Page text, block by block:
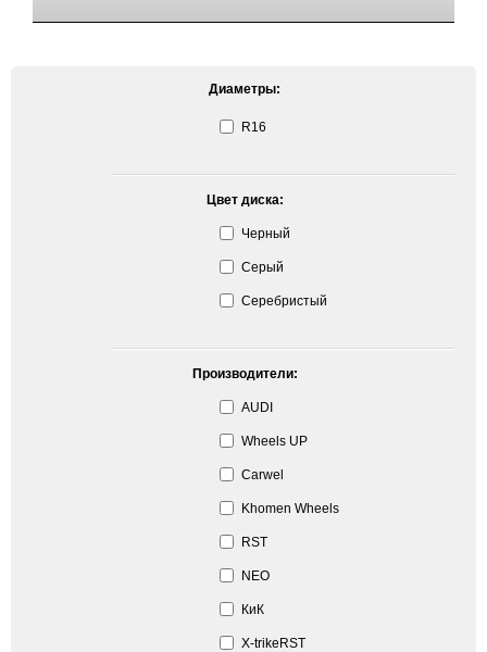
Диаметры:
R16
Цвет диска:
Черный
Серый
Серебристый
Производители:
AUDI
Wheels UP
Carwel
Khomen Wheels
RST
NEO
КиК
X-trikeRST